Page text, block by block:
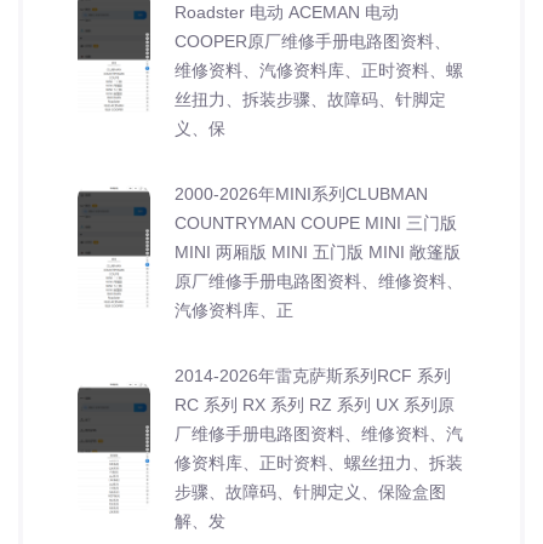
Roadster 电动 ACEMAN 电动
COOPER原厂维修手册电路图资料、
维修资料、汽修资料库、正时资料、螺
丝扭力、拆装步骤、故障码、针脚定
义、保
2000-2026年MINI系列CLUBMAN
COUNTRYMAN COUPE MINI 三门版
MINI 两厢版 MINI 五门版 MINI 敞篷版
原厂维修手册电路图资料、维修资料、
汽修资料库、正
2014-2026年雷克萨斯系列RCF 系列
RC 系列 RX 系列 RZ 系列 UX 系列原
厂维修手册电路图资料、维修资料、汽
修资料库、正时资料、螺丝扭力、拆装
步骤、故障码、针脚定义、保险盒图
解、发